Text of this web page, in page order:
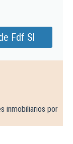
Fdf Sl
inmobiliarios por